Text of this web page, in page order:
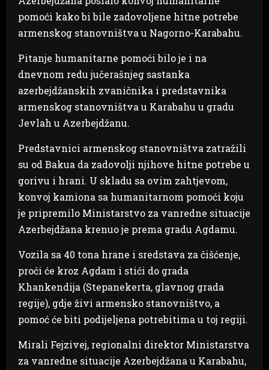
pomoći kako bi bile zadovoljene hitne potrebe
armenskog stanovništva u Nagorno-Karabahu.
Pitanje humanitarne pomoći bilo je i na
dnevnom redu jučerašnjeg sastanka
azerbejdžanskih zvaničnika i predstavnika
armenskog stanovništva u Karabahu u gradu
Jevlah u Azerbejdžanu.
Predstavnici armenskog stanovništva zatražili
su od Bakua da zadovolji njihove hitne potrebe u
gorivu i hrani. U skladu sa ovim zahtjevom,
konvoj kamiona sa humanitarnom pomoći koju
je pripremilo Ministarstvo za vanredne situacije
Azerbejdžana krenuo je prema gradu Agdamu.
Vozila sa 40 tona hrane i sredstava za čišćenje,
proći će kroz Agdam i stići do grada
Khankendija (Stepanekerta, glavnog grada
regije), gdje živi armensko stanovništvo, a
pomoć će biti podijeljena potrebitima u toj regiji.
Mirali Fejzivej, regionalni direktor Ministarstva
za vanredne situacije Azerbejdžana u Karabahu,